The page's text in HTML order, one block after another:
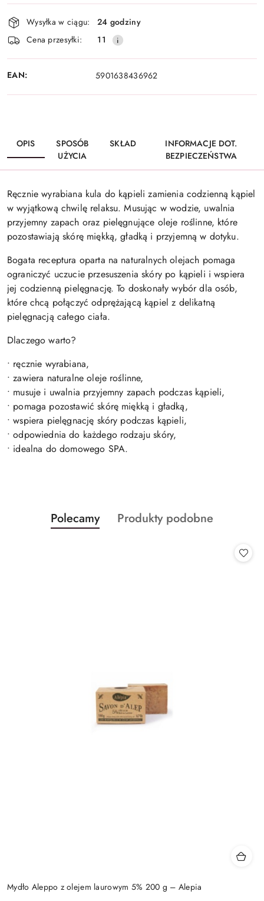
Dostępność
i
dostawa
Wysyłka w ciągu:
24 godziny
Cena przesyłki:
11
EAN: 5901638436962
OPIS
SPOSÓB
UŻYCIA
SKŁAD
INFORMACJE DOT.
BEZPIECZEŃSTWA
Ręcznie wyrabiana kula do kąpieli zamienia codzienną kąpiel
w wyjątkową chwilę relaksu. Musując w wodzie, uwalnia
przyjemny zapach oraz pielęgnujące oleje roślinne, które
pozostawiają skórę miękką, gładką i przyjemną w dotyku.
Bogata receptura oparta na naturalnych olejach pomaga
ograniczyć uczucie przesuszenia skóry po kąpieli i wspiera
jej codzienną pielęgnację. To doskonały wybór dla osób,
które chcą połączyć odprężającą kąpiel z delikatną
pielęgnacją całego ciała.
Dlaczego warto?
• ręcznie wyrabiana,
• zawiera naturalne oleje roślinne,
• musuje i uwalnia przyjemny zapach podczas kąpieli,
• pomaga pozostawić skórę miękką i gładką,
• wspiera pielęgnację skóry podczas kąpieli,
• odpowiednia do każdego rodzaju skóry,
• idealna do domowego SPA.
Pomiń karuzelę produktów
Produkty
o
Polecamy
Produkty
Produkty podobne
Mydło Aleppo z olejem laurowym 5% 200 g – Alepia